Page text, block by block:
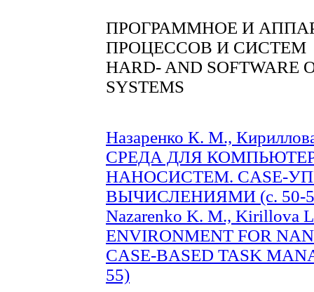
ПРОГРАММНОЕ И
ПРОЦЕССОВ И СИСТЕМ
HARD- AND SOFTWARE
SYSTEMS
Назаренко К. М.,
СРЕДА ДЛЯ
НАНОСИСТЕМ. CASE-
ВЫЧИСЛЕНИЯМИ (c. 50-
Nazarenko K. M., Kirillova
ENVIRONMENT FOR
CASE-BASED TASK
55)